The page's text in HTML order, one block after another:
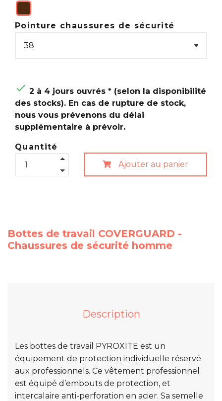
Pointure chaussures de sécurité
 2 à 4 jours ouvrés * (selon la disponibilité
des stocks). En cas de rupture de stock,
nous vous prévenons du délai
supplémentaire à prévoir.
Quantité
Ajouter au panier
Bottes de travail COVERGUARD -
Chaussures de sécurité homme
Description
Les bottes de travail PYROXITE est un
équipement de protection individuelle réservé
aux professionnels. Ce vêtement professionnel
est équipé d’embouts de protection, et
intercalaire anti-perforation en acier. Sa semelle